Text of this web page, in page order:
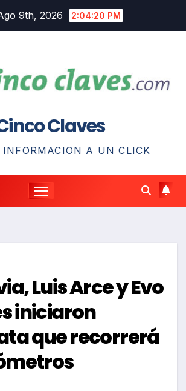
9th, 2026 2:04:22 PM
Claves
INFORMACION A UN CLICK
Luis Arce y Evo
iniciaron
que recorrerá